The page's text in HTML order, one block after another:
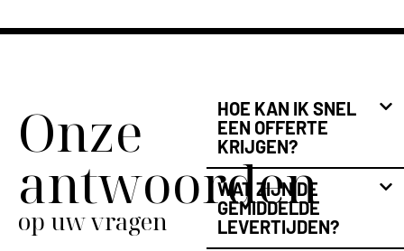
Onze
antwoorden
op uw vragen
HOE KAN IK SNEL
EEN OFFERTE
KRIJGEN?
WAT ZIJN DE
GEMIDDELDE
LEVERTIJDEN?